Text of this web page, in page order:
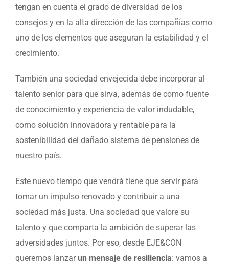
tengan en cuenta el grado de diversidad de los
consejos y en la alta dirección de las compañías como
uno de los elementos que aseguran la estabilidad y el
crecimiento.
También una sociedad envejecida debe incorporar al
talento senior para que sirva, además de como fuente
de conocimiento y experiencia de valor indudable,
como solución innovadora y rentable para la
sostenibilidad del dañado sistema de pensiones de
nuestro país.
Este nuevo tiempo que vendrá tiene que servir para
tomar un impulso renovado y contribuir a una
sociedad más justa. Una sociedad que valore su
talento y que comparta la ambición de superar las
adversidades juntos. Por eso, desde EJE&CON
queremos lanzarun mensaje de resiliencia: vamos a